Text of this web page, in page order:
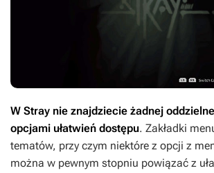
W Stray nie znajdziecie żadnej
opcjami ułatwień dostępu. Zakładki
tematów, przy czym niektóre z opcji z
można w pewnym stopniu powiązać z